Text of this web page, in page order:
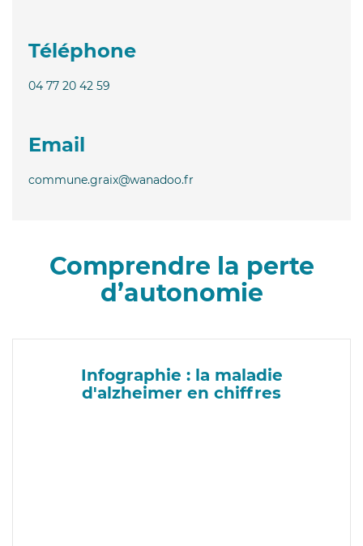
Téléphone
04 77 20 42 59
Email
commune.graix@wanadoo.fr
Comprendre la perte
d’autonomie
Infographie : la maladie
d'alzheimer en chiffres